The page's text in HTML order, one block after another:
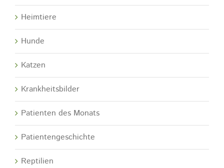
Heimtiere
Hunde
Katzen
Krankheitsbilder
Patienten des Monats
Patientengeschichte
Reptilien